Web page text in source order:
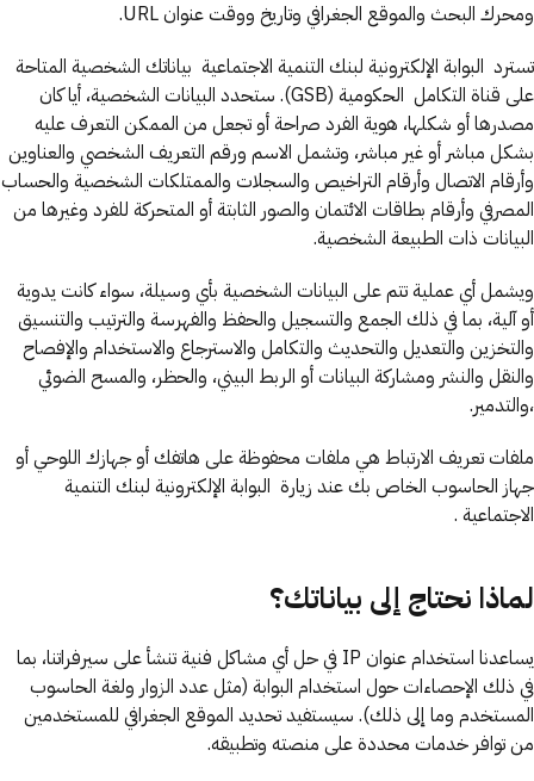
ومحرك البحث والموقع الجغرافي وتاريخ ووقت عنوان URL.
تسترد البوابة الإلكترونية لبنك التنمية الاجتماعية بياناتك الشخصية المتاحة
على قناة التكامل الحكومية (GSB). ستحدد البيانات الشخصية، أيا كان
مصدرها أو شكلها، هوية الفرد صراحة أو تجعل من الممكن التعرف عليه
بشكل مباشر أو غير مباشر، وتشمل الاسم ورقم التعريف الشخصي والعناوين
وأرقام الاتصال وأرقام التراخيص والسجلات والممتلكات الشخصية والحساب
المصرفي وأرقام بطاقات الائتمان والصور الثابتة أو المتحركة للفرد وغيرها من
البيانات ذات الطبيعة الشخصية.
ويشمل أي عملية تتم على البيانات الشخصية بأي وسيلة، سواء كانت يدوية
أو آلية، بما في ذلك الجمع والتسجيل والحفظ والفهرسة والترتيب والتنسيق
والتخزين والتعديل والتحديث والتكامل والاسترجاع والاستخدام والإفصاح
والنقل والنشر ومشاركة البيانات أو الربط البيني، والحظر، والمسح الضوئي
،والتدمير.
ملفات تعريف الارتباط هي ملفات محفوظة على هاتفك أو جهازك اللوحي أو
جهاز الحاسوب الخاص بك عند زيارة البوابة الإلكترونية لبنك التنمية
الاجتماعية .
لماذا نحتاج إلى بياناتك؟
يساعدنا استخدام عنوان IP في حل أي مشاكل فنية تنشأ على سيرفراتنا، بما
في ذلك الإحصاءات حول استخدام البوابة (مثل عدد الزوار ولغة الحاسوب
المستخدم وما إلى ذلك). سيستفيد تحديد الموقع الجغرافي للمستخدمين
من توافر خدمات محددة على منصته وتطبيقه.